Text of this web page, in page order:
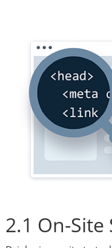
2.1 On-Site